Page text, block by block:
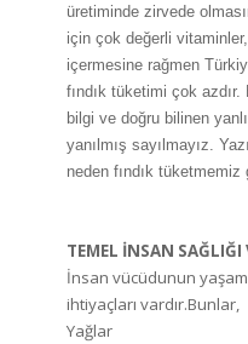
üretiminde zirvede
için çok değerli
içermesine rağmen
fındık tüketimi çok
bilgi ve doğru bilinen
yanılmış sayılmayız.
neden fındık tüketmemiz
TEMEL İNSAN
İnsan vücüdunun
ihtiyaçları vardır.Bunlar,
Yağlar